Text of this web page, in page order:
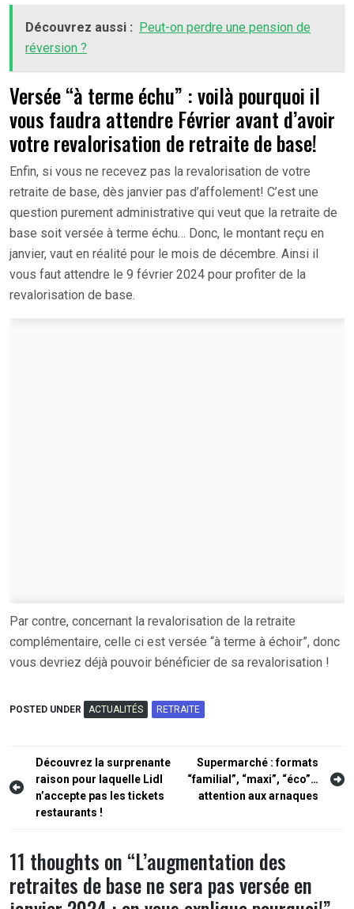
Découvrez aussi : Peut-on perdre une pension de
réversion ?
Versée “à terme échu” : voilà pourquoi il
vous faudra attendre Février avant d’avoir
votre revalorisation de retraite de base!
Enfin, si vous ne recevez pas la revalorisation de votre
retraite de base, dès janvier pas d’affolement! C’est une
question purement administrative qui veut que la retraite de
base soit versée à terme échu… Donc, le montant reçu en
janvier, vaut en réalité pour le mois de décembre. Ainsi il
vous faut attendre le 9 février 2024 pour profiter de la
revalorisation de base.
Par contre, concernant la revalorisation de la retraite
complémentaire, celle ci est versée “à terme à échoir”, donc
vous devriez déjà pouvoir bénéficier de sa revalorisation !
POSTED UNDER ACTUALITÉS RETRAITE
Navigation
de
l’article
Découvrez la surprenante
raison pour laquelle Lidl
n’accepte pas les tickets
restaurants !
Supermarché : formats
“familial”, “maxi”, “éco”…
attention aux arnaques
11 thoughts on “L’augmentation des
retraites de base ne sera pas versée en